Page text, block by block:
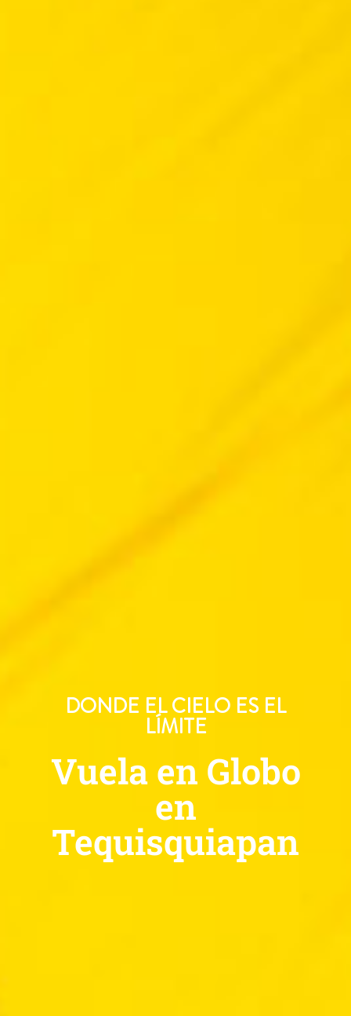
DONDE EL CIELO ES EL
LÍMITE
Vuela en Globo
en
Tequisquiapan